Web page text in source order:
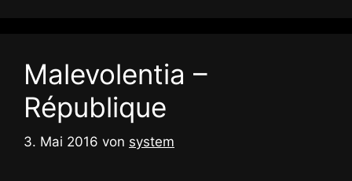
Malevolentia –
République
3. Mai 2016 von system